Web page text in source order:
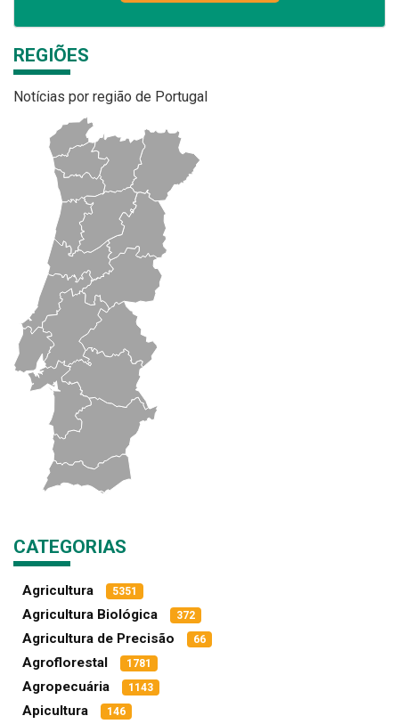
REGIÕES
Notícias por região de Portugal
CATEGORIAS
Agricultura 5351
Agricultura Biológica 372
Agricultura de Precisão 66
Agroflorestal 1781
Agropecuária 1143
Apicultura 146